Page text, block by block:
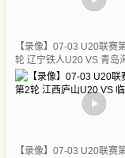
【录像】07-03 U20联赛
轮 辽宁铁人U20 VS 青岛
【录像】07-03 U20联赛